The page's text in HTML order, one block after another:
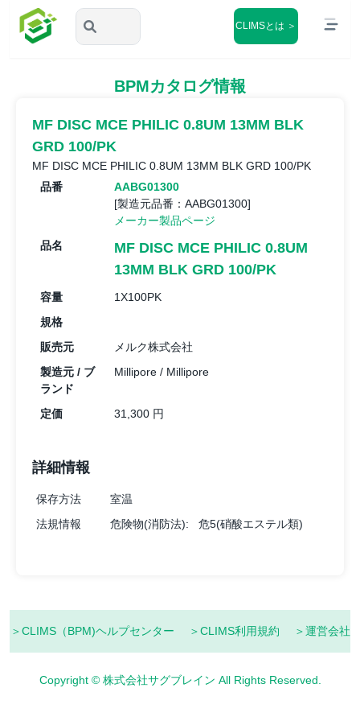
CLIMSとは ＞
BPMカタログ情報
MF DISC MCE PHILIC 0.8UM 13MM BLK
GRD 100/PK
MF DISC MCE PHILIC 0.8UM 13MM BLK GRD 100/PK
品番
AABG01300
[製造元品番：AABG01300]
メーカー製品ページ
品名
MF DISC MCE PHILIC 0.8UM
13MM BLK GRD 100/PK
容量
1X100PK
規格
販売元
メルク株式会社
製造元 / ブ
ランド
Millipore / Millipore
定価 31,300 円
詳細情報
保存方法
室温
法規情報
危険物(消防法): 危5(硝酸エステル類)
＞CLIMS（BPM)ヘルプセンター ＞CLIMS利用規約 ＞運営会社
Copyright © 株式会社サグブレイン All Rights Reserved.